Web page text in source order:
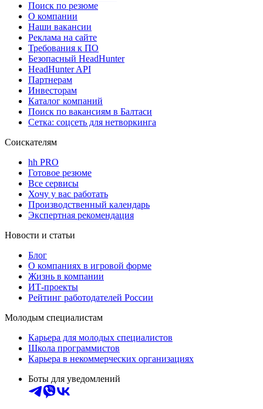
Поиск по резюме
О компании
Наши вакансии
Реклама на сайте
Требования к ПО
Безопасный HeadHunter
HeadHunter API
Партнерам
Инвесторам
Каталог компаний
Поиск по вакансиям в Балтаси
Сетка: соцсеть для нетворкинга
Соискателям
hh PRO
Готовое резюме
Все сервисы
Хочу у вас работать
Производственный календарь
Экспертная рекомендация
Новости и статьи
Блог
О компаниях в игровой форме
Жизнь в компании
ИТ-проекты
Рейтинг работодателей России
Молодым специалистам
Карьера для молодых специалистов
Школа программистов
Карьера в некоммерческих организациях
Боты для уведомлений